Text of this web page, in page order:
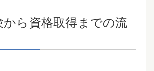
から資格取得までの流